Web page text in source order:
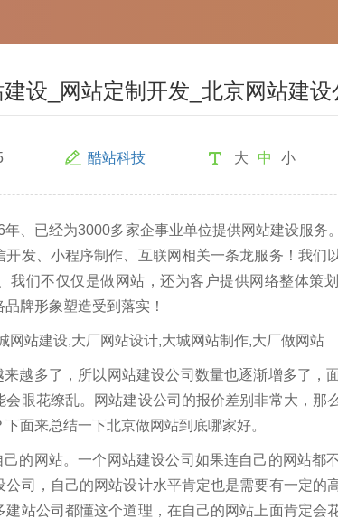
设_网站定制开发_北京网站建设
酷站科技 大 中 小
已经为3000多家企事业单位提供网站建设服务
发、小程序制作、互联网相关一条龙服务！我们
我们不仅仅是做网站，还为客户提供网络整体策
牌形象塑造受到落实！
多了，所以网站建设公司数量也逐渐增多了，
眼花缭乱。网站建设公司的报价差别非常大，那
面来总结一下北京做网站到底哪家好。
网站。一个网站建设公司如果连自己的网站都
公司，自己的网站设计水平肯定也是需要有一定的
站公司都懂这个道理，在自己的网站上面肯定会